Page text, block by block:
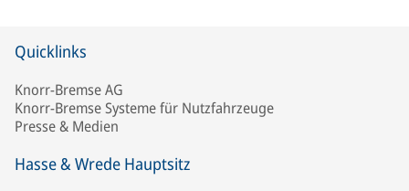
Quicklinks
Knorr-Bremse AG
Knorr-Bremse Systeme für Nutzfahrzeuge
Presse & Medien
Hasse & Wrede Hauptsitz